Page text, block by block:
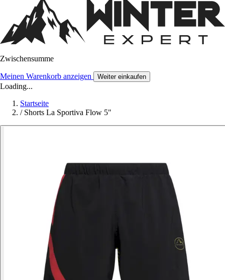
Zwischensumme
Meinen Warenkorb anzeigen Weiter einkaufen
Loading...
Startseite
/ Shorts La Sportiva Flow 5"